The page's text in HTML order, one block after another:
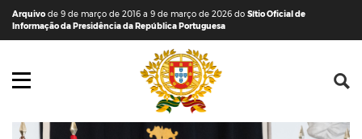
Saltar para o conteúdo (tecla de atalho c)
Mapa do Sítio
Arquivo de 9 de março de 2016 a 9 de março de 2026 do Sítio Oficial de
Informação da Presidência da República Portuguesa
Abrir menu principal